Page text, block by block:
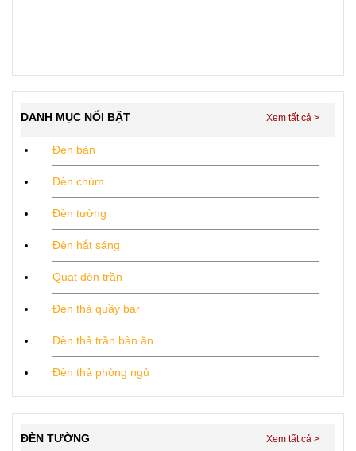
DANH MỤC NỔI BẬT
Đèn bàn
Đèn chùm
Đèn tường
Đèn hắt sáng
Quạt đèn trần
Đèn thả quầy bar
Đèn thả trần bàn ăn
Đèn thả phòng ngủ
ĐÈN TƯỜNG